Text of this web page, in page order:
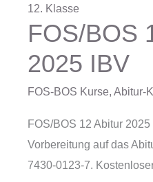
FOS/BOS
2025 IBV
FOS-BOS Kurse, Abitur-
FOS/BOS 12 Abitur
Vorbereitung auf das
7430-0123-7.
FOS/BOS
Abitur
2025